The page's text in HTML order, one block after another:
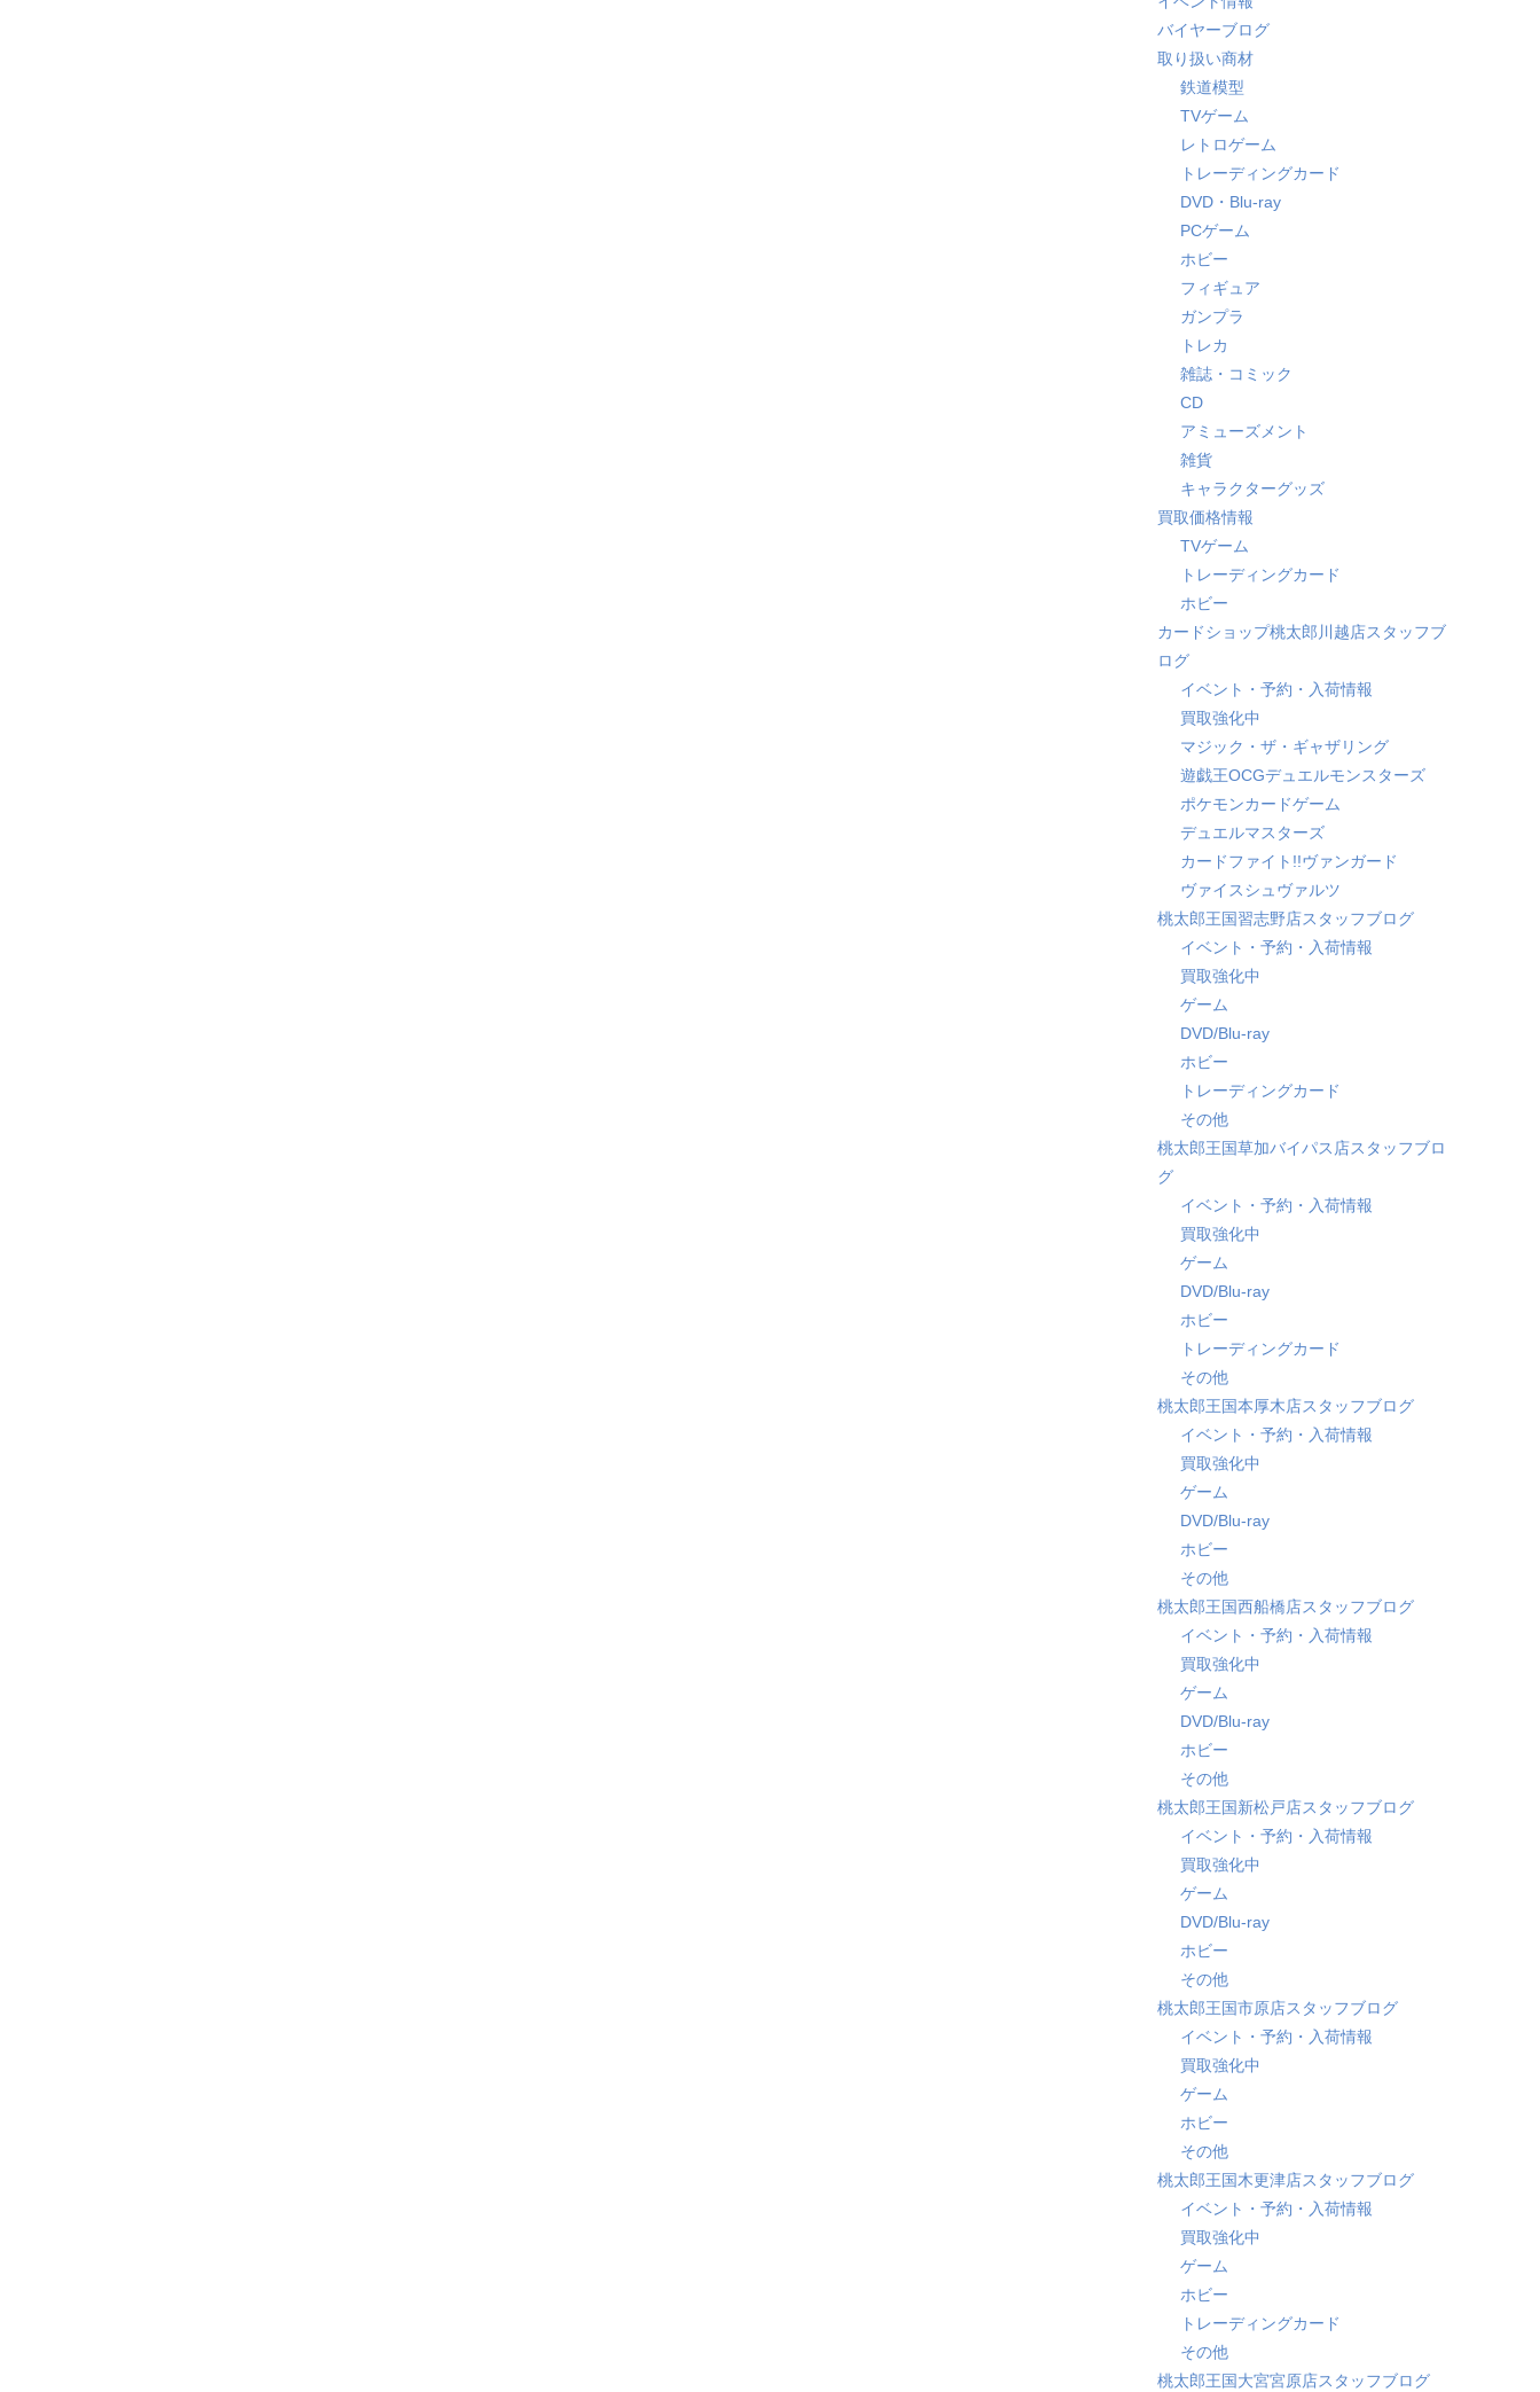
バイヤーブログ
取り扱い商材
鉄道模型
TVゲーム
レトロゲーム
トレーディングカード
DVD・Blu-ray
PCゲーム
ホビー
フィギュア
ガンプラ
トレカ
雑誌・コミック
CD
アミューズメント
雑貨
キャラクターグッズ
買取価格情報
TVゲーム
トレーディングカード
ホビー
カードショップ桃太郎川越店スタッフブ
ログ
イベント・予約・入荷情報
買取強化中
マジック・ザ・ギャザリング
遊戯王OCGデュエルモンスターズ
ポケモンカードゲーム
デュエルマスターズ
カードファイト!!ヴァンガード
ヴァイスシュヴァルツ
桃太郎王国習志野店スタッフブログ
イベント・予約・入荷情報
買取強化中
ゲーム
DVD/Blu-ray
ホビー
トレーディングカード
その他
桃太郎王国草加バイパス店スタッフブロ
グ
イベント・予約・入荷情報
買取強化中
ゲーム
DVD/Blu-ray
ホビー
トレーディングカード
その他
桃太郎王国本厚木店スタッフブログ
イベント・予約・入荷情報
買取強化中
ゲーム
DVD/Blu-ray
ホビー
その他
桃太郎王国西船橋店スタッフブログ
イベント・予約・入荷情報
買取強化中
ゲーム
DVD/Blu-ray
ホビー
その他
桃太郎王国新松戸店スタッフブログ
イベント・予約・入荷情報
買取強化中
ゲーム
DVD/Blu-ray
ホビー
その他
桃太郎王国市原店スタッフブログ
イベント・予約・入荷情報
買取強化中
ゲーム
ホビー
その他
桃太郎王国木更津店スタッフブログ
イベント・予約・入荷情報
買取強化中
ゲーム
ホビー
トレーディングカード
その他
桃太郎王国大宮宮原店スタッフブログ